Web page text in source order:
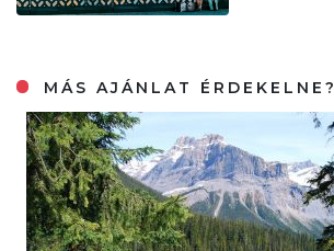
MÁS AJÁNLAT ÉRDEKELNE?